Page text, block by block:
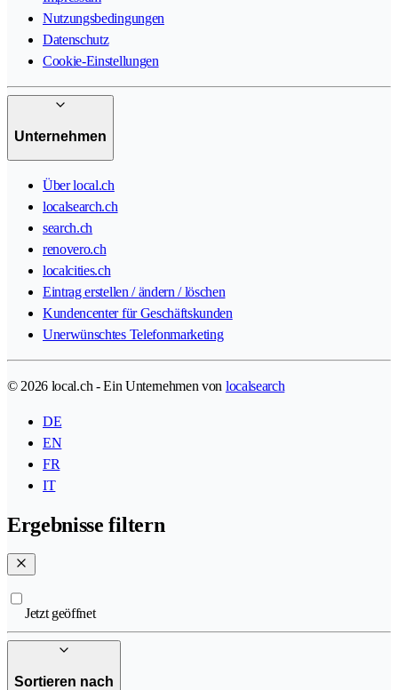
Nutzungsbedingungen
Datenschutz
Cookie-Einstellungen
Unternehmen
Über local.ch
localsearch.ch
search.ch
renovero.ch
localcities.ch
Eintrag erstellen / ändern / löschen
Kundencenter für Geschäftskunden
Unerwünschtes Telefonmarketing
© 2026 local.ch - Ein Unternehmen von localsearch
DE
EN
FR
IT
Ergebnisse filtern
Jetzt geöffnet
Sortieren nach